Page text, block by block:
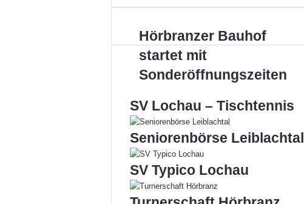
E-
Hörbranzer
Bauhof
startet
mit
Hörbranzer Bauhof
startet mit
Sonderöffnungszeiten
SV Lochau – Tischtennis
Seniorenbörse Leiblachtal
SV Typico Lochau